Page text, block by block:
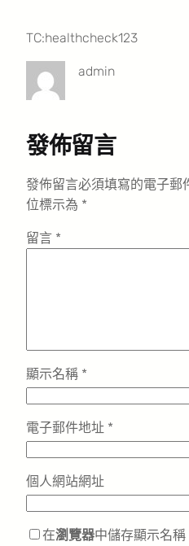
TC:healthcheck123
admin
發佈留言
發佈留言必須填寫的電子郵
位標示為 *
留言 *
顯示名稱 *
電子郵件地址 *
個人網站網址
在瀏覽器中儲存顯示名